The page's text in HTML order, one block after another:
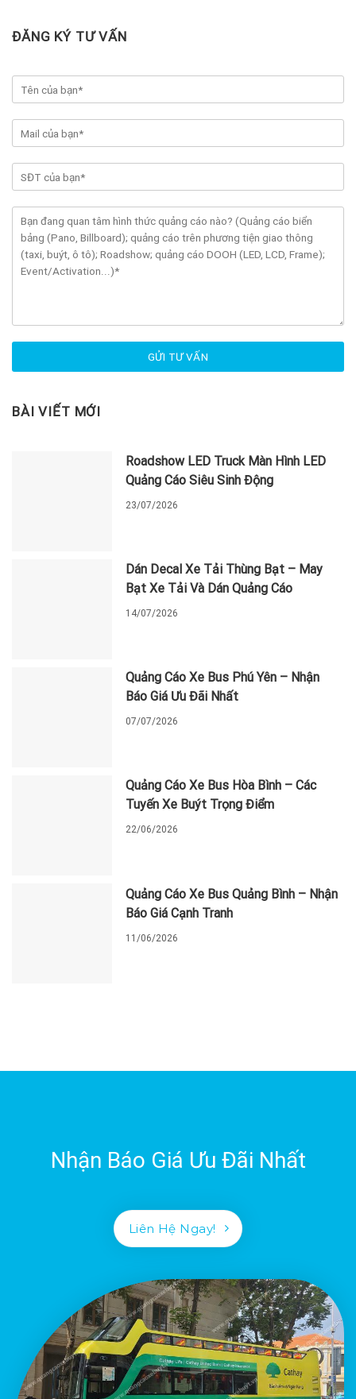
ĐĂNG KÝ TƯ VẤN
BÀI VIẾT MỚI
Roadshow LED Truck Màn Hình LED
Quảng Cáo Siêu Sinh Động
23/07/2026
Dán Decal Xe Tải Thùng Bạt – May
Bạt Xe Tải Và Dán Quảng Cáo
14/07/2026
Quảng Cáo Xe Bus Phú Yên – Nhận
Báo Giá Ưu Đãi Nhất
07/07/2026
Quảng Cáo Xe Bus Hòa Bình – Các
Tuyến Xe Buýt Trọng Điểm
22/06/2026
Quảng Cáo Xe Bus Quảng Bình – Nhận
Báo Giá Cạnh Tranh
11/06/2026
Nhận Báo Giá Ưu Đãi Nhất
Liên Hệ Ngay!